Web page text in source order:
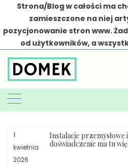
Strona/Blog w całości ma
zamieszczone na niej
pozycjonowanie stron www.
od użytkowników, a
content
1
kwietnia
2026
Instalacje
doświadczenie ma tu